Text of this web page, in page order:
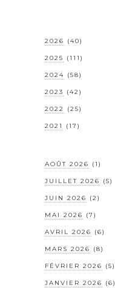
2026 (40)
2025 (111)
2024 (58)
2023 (42)
2022 (25)
2021 (17)
AOÛT 2026 (1)
JUILLET 2026 (5)
JUIN 2026 (2)
MAI 2026 (7)
AVRIL 2026 (6)
MARS 2026 (8)
FÉVRIER 2026 (5)
JANVIER 2026 (6)